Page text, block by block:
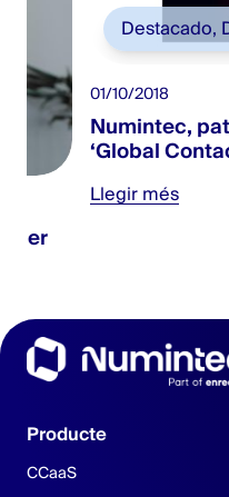
Destacado,
01/10/2018
Numintec,
‘Global Contact
Llegir més
Producte
CCaaS